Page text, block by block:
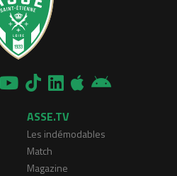
ASSE.TV
Les indémodables
Match
Magazine